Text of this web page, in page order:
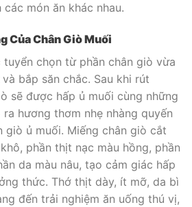
món ăn khác nhau.
Của Chân Giò Muối
chọn từ phần chân giò vừa
bắp săn chắc. Sau khi rút
sẽ được hấp ủ muối cùng những
hương thơm nhẹ nhàng quyến
giò ủ muối. Miếng chân giò cắt
phần thịt nạc màu hồng, phần
da màu nâu, tạo cảm giác hấp
thức. Thớ thịt dày, ít mỡ, da bì
đến trải nghiệm ăn uống thú vị,